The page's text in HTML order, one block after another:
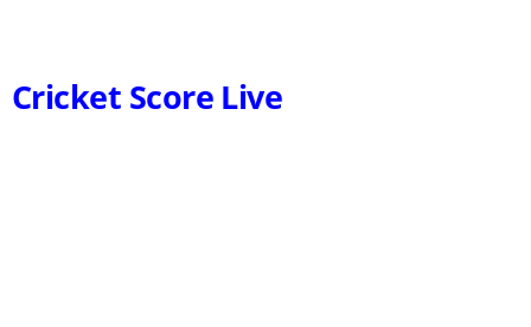
Cricket Score Live